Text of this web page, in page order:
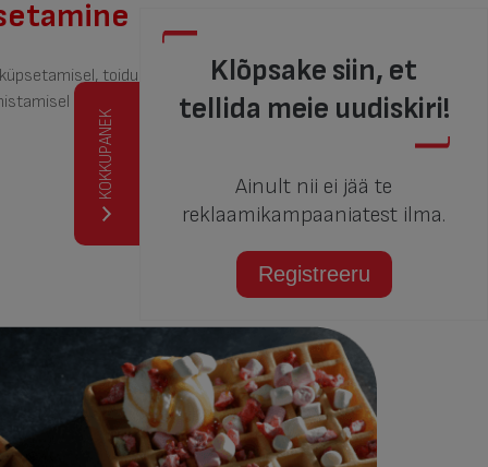
toidu
lõputuid võimalusi.
Klõpsake siin, et
tellida meie uudiskiri!
Ainult nii ei jää te
reklaamikampaaniatest ilma.
Registreeru
KOKKUPANEK